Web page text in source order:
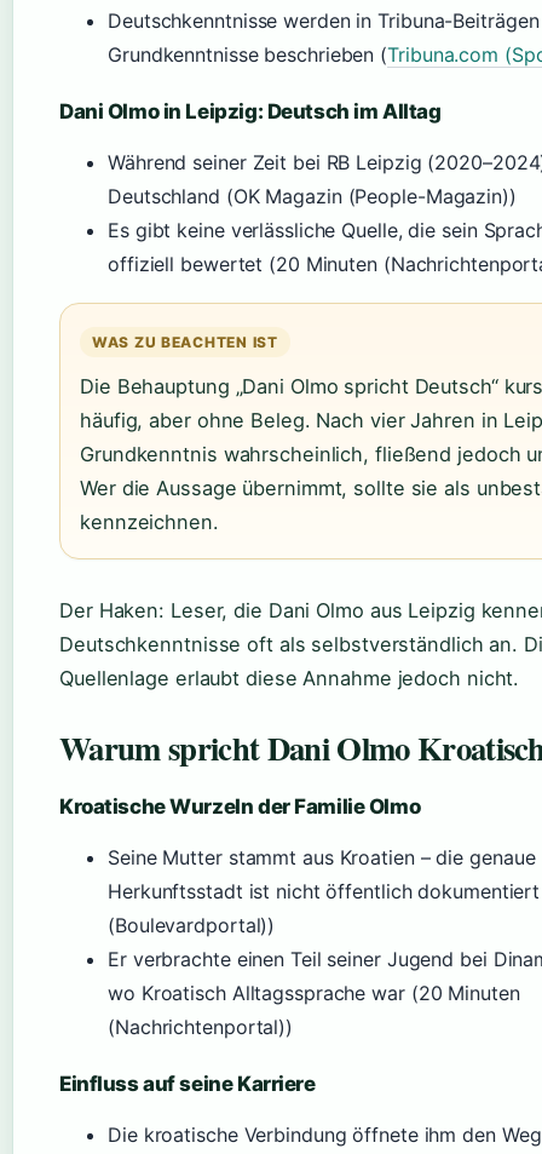
Deutschkenntnisse werden in Tribuna-
Grundkenntnisse beschrieben (Tribuna.com
Dani Olmo in Leipzig: Deutsch im Alltag
Während seiner Zeit bei RB Leipzig
Deutschland (OK Magazin (People-Magazin))
Es gibt keine verlässliche Quelle, die sein
offiziell bewertet (20 Minuten
WAS ZU BEACHTEN IST
Die Behauptung „Dani Olmo spricht Deutsch“
häufig, aber ohne Beleg. Nach vier Jahren in
Grundkenntnis wahrscheinlich, fließend jedoch
Wer die Aussage übernimmt, sollte sie als
kennzeichnen.
Der Haken: Leser, die Dani Olmo aus Leipzig
Deutschkenntnisse oft als selbstverständlich an.
Quellenlage erlaubt diese Annahme jedoch nicht.
Warum spricht Dani Olmo
Kroatische Wurzeln der Familie Olmo
Seine Mutter stammt aus Kroatien – die genaue
Herkunftsstadt ist nicht öffentlich
(Boulevardportal))
Er verbrachte einen Teil seiner Jugend bei
wo Kroatisch Alltagssprache war (20 Minuten
(Nachrichtenportal))
Einfluss auf seine Karriere
Die kroatische Verbindung öffnete ihm den